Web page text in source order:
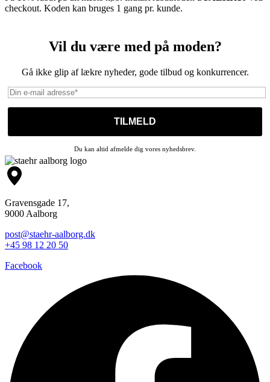
checkout. Koden kan bruges 1 gang pr. kunde.
Vil du være med på moden?
Gå ikke glip af lækre nyheder, gode tilbud og konkurrencer.
Du kan altid afmelde dig vores nyhedsbrev.
Gravensgade 17,
9000 Aalborg
post@staehr-aalborg.dk
+45 98 12 20 50
Facebook